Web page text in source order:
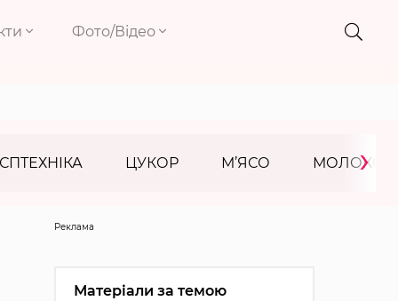
Фото/Відео
ЦУКОР М’ЯСО МОЛОКО
›
Реклама
Матеріали за темою